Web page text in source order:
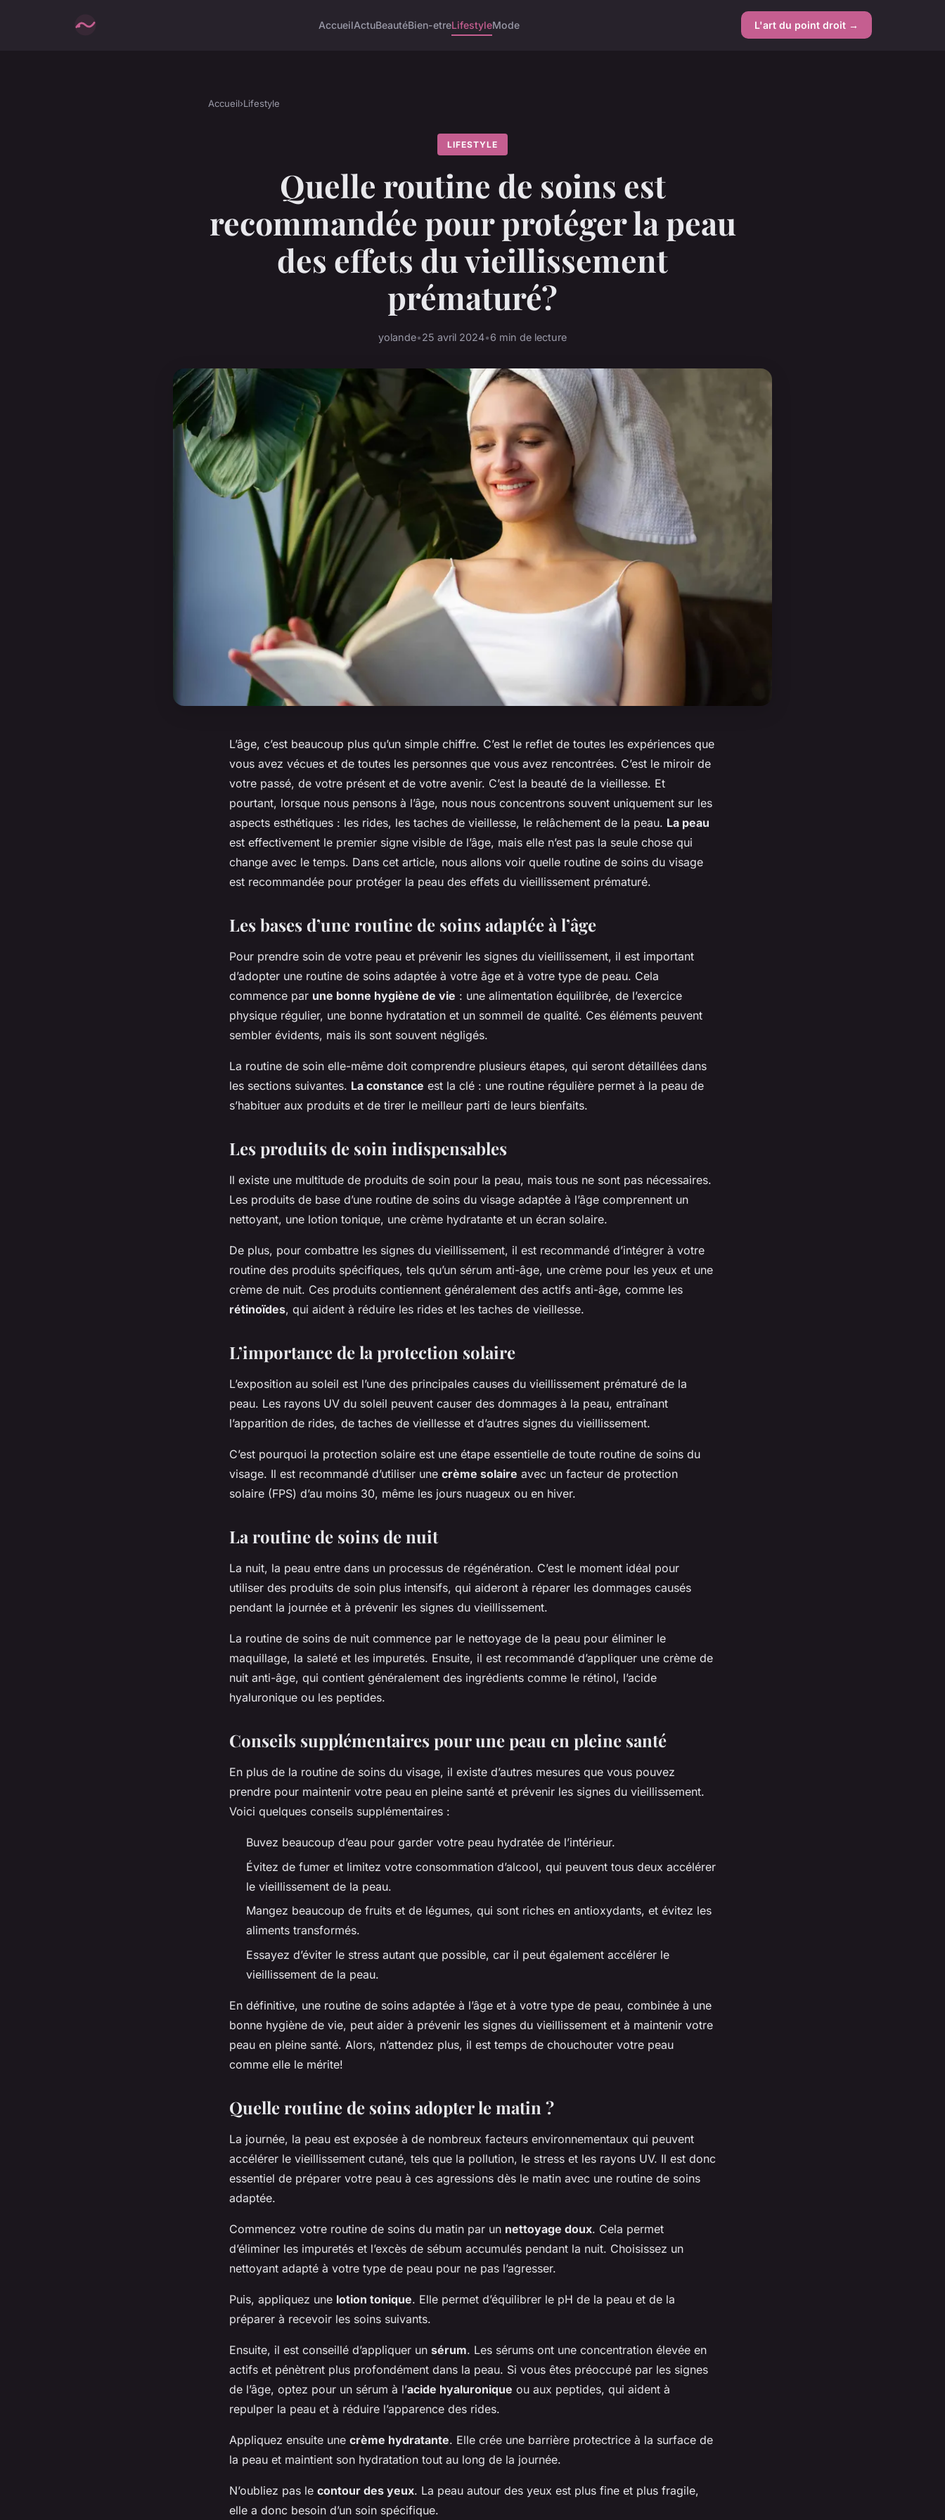
AccueilActuBeautéBien-etreLifestyleMode L'art du point droit →
Accueil›Lifestyle
LIFESTYLE
Quelle routine de soins est
recommandée pour protéger la peau
des effets du vieillissement
prématuré?
yolande•25 avril 2024•6 min de lecture
L’âge, c’est beaucoup plus qu’un simple chiffre. C’est le reflet de toutes les expériences que
vous avez vécues et de toutes les personnes que vous avez rencontrées. C’est le miroir de
votre passé, de votre présent et de votre avenir. C’est la beauté de la vieillesse. Et
pourtant, lorsque nous pensons à l’âge, nous nous concentrons souvent uniquement sur les
aspects esthétiques : les rides, les taches de vieillesse, le relâchement de la peau. La peau
est effectivement le premier signe visible de l’âge, mais elle n’est pas la seule chose qui
change avec le temps. Dans cet article, nous allons voir quelle routine de soins du visage
est recommandée pour protéger la peau des effets du vieillissement prématuré.
Les bases d’une routine de soins adaptée à l’âge
Pour prendre soin de votre peau et prévenir les signes du vieillissement, il est important
d’adopter une routine de soins adaptée à votre âge et à votre type de peau. Cela
commence par une bonne hygiène de vie : une alimentation équilibrée, de l’exercice
physique régulier, une bonne hydratation et un sommeil de qualité. Ces éléments peuvent
sembler évidents, mais ils sont souvent négligés.
La routine de soin elle-même doit comprendre plusieurs étapes, qui seront détaillées dans
les sections suivantes. La constance est la clé : une routine régulière permet à la peau de
s’habituer aux produits et de tirer le meilleur parti de leurs bienfaits.
Les produits de soin indispensables
Il existe une multitude de produits de soin pour la peau, mais tous ne sont pas nécessaires.
Les produits de base d’une routine de soins du visage adaptée à l’âge comprennent un
nettoyant, une lotion tonique, une crème hydratante et un écran solaire.
De plus, pour combattre les signes du vieillissement, il est recommandé d’intégrer à votre
routine des produits spécifiques, tels qu’un sérum anti-âge, une crème pour les yeux et une
crème de nuit. Ces produits contiennent généralement des actifs anti-âge, comme les
rétinoïdes, qui aident à réduire les rides et les taches de vieillesse.
L’importance de la protection solaire
L’exposition au soleil est l’une des principales causes du vieillissement prématuré de la
peau. Les rayons UV du soleil peuvent causer des dommages à la peau, entraînant
l’apparition de rides, de taches de vieillesse et d’autres signes du vieillissement.
C’est pourquoi la protection solaire est une étape essentielle de toute routine de soins du
visage. Il est recommandé d’utiliser une crème solaire avec un facteur de protection
solaire (FPS) d’au moins 30, même les jours nuageux ou en hiver.
La routine de soins de nuit
La nuit, la peau entre dans un processus de régénération. C’est le moment idéal pour
utiliser des produits de soin plus intensifs, qui aideront à réparer les dommages causés
pendant la journée et à prévenir les signes du vieillissement.
La routine de soins de nuit commence par le nettoyage de la peau pour éliminer le
maquillage, la saleté et les impuretés. Ensuite, il est recommandé d’appliquer une crème de
nuit anti-âge, qui contient généralement des ingrédients comme le rétinol, l’acide
hyaluronique ou les peptides.
Conseils supplémentaires pour une peau en pleine santé
En plus de la routine de soins du visage, il existe d’autres mesures que vous pouvez
prendre pour maintenir votre peau en pleine santé et prévenir les signes du vieillissement.
Voici quelques conseils supplémentaires :
Buvez beaucoup d’eau pour garder votre peau hydratée de l’intérieur.
Évitez de fumer et limitez votre consommation d’alcool, qui peuvent tous deux accélérer
le vieillissement de la peau.
Mangez beaucoup de fruits et de légumes, qui sont riches en antioxydants, et évitez les
aliments transformés.
Essayez d’éviter le stress autant que possible, car il peut également accélérer le
vieillissement de la peau.
En définitive, une routine de soins adaptée à l’âge et à votre type de peau, combinée à une
bonne hygiène de vie, peut aider à prévenir les signes du vieillissement et à maintenir votre
peau en pleine santé. Alors, n’attendez plus, il est temps de chouchouter votre peau
comme elle le mérite!
Quelle routine de soins adopter le matin ?
La journée, la peau est exposée à de nombreux facteurs environnementaux qui peuvent
accélérer le vieillissement cutané, tels que la pollution, le stress et les rayons UV. Il est donc
essentiel de préparer votre peau à ces agressions dès le matin avec une routine de soins
adaptée.
Commencez votre routine de soins du matin par un nettoyage doux. Cela permet
d’éliminer les impuretés et l’excès de sébum accumulés pendant la nuit. Choisissez un
nettoyant adapté à votre type de peau pour ne pas l’agresser.
Puis, appliquez une lotion tonique. Elle permet d’équilibrer le pH de la peau et de la
préparer à recevoir les soins suivants.
Ensuite, il est conseillé d’appliquer un sérum. Les sérums ont une concentration élevée en
actifs et pénètrent plus profondément dans la peau. Si vous êtes préoccupé par les signes
de l’âge, optez pour un sérum à l’acide hyaluronique ou aux peptides, qui aident à
repulper la peau et à réduire l’apparence des rides.
Appliquez ensuite une crème hydratante. Elle crée une barrière protectrice à la surface de
la peau et maintient son hydratation tout au long de la journée.
N’oubliez pas le contour des yeux. La peau autour des yeux est plus fine et plus fragile,
elle a donc besoin d’un soin spécifique.